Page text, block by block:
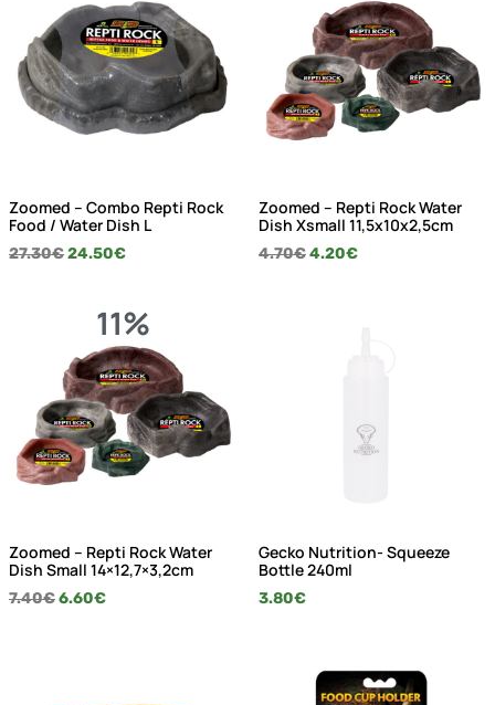
Zoomed – Combo Repti Rock
Food / Water Dish L
27.30€24.50€
Zoomed – Repti Rock Water
Dish Xsmall 11,5x10x2,5cm
4.70€4.20€
11%
Zoomed – Repti Rock Water
Dish Small 14×12,7×3,2cm
7.40€6.60€
Gecko Nutrition- Squeeze
Bottle 240ml
3.80€